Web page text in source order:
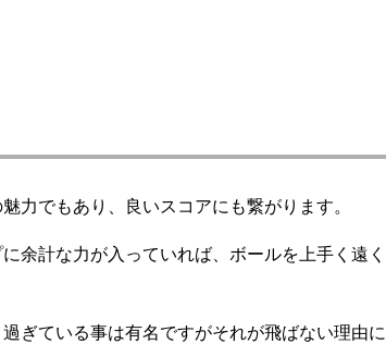
力でもあり、良いスコアにも繋がります。
余計な力が入っていれば、ボールを上手く遠く
ぎている事は有名ですがそれが飛ばない理由に